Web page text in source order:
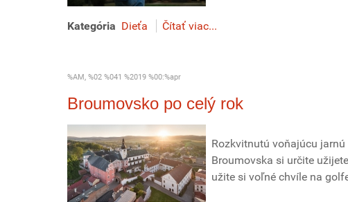
Kategória Dieťa Čítať viac...
%AM, %02 %041 %2019 %00:%apr
Broumovsko po celý rok
Rozkvitnutú voňajúcu
Broumovska si určite
užite si voľné chvíle na